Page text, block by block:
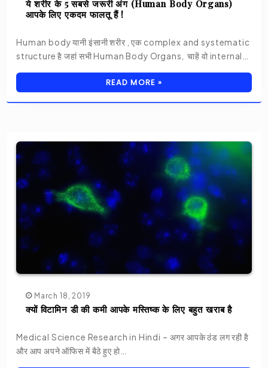
ये शरीर के 5 सबसे जरूरी अंग (Human Body Organs)
आपके लिए एकदम फालतू हैं !
Human body यानी इंसानी शरीर , एक complex and systematic
structure है जहां सभी Human Body Organs, चाहें वो internal…
READ MORE »
March 18, 2019
क्यों विटामिन डी की कमी आपके मस्तिष्क के लिए बहुत खराब है
Medical Science Research in Hindi – अगर आपके ठंड लग रही है
और आप अपने ऑफिस में बैठे हुए हो…